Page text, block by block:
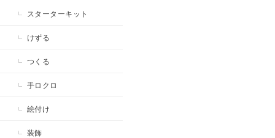
スターターキット
けずる
つくる
手ロクロ
絵付け
装飾